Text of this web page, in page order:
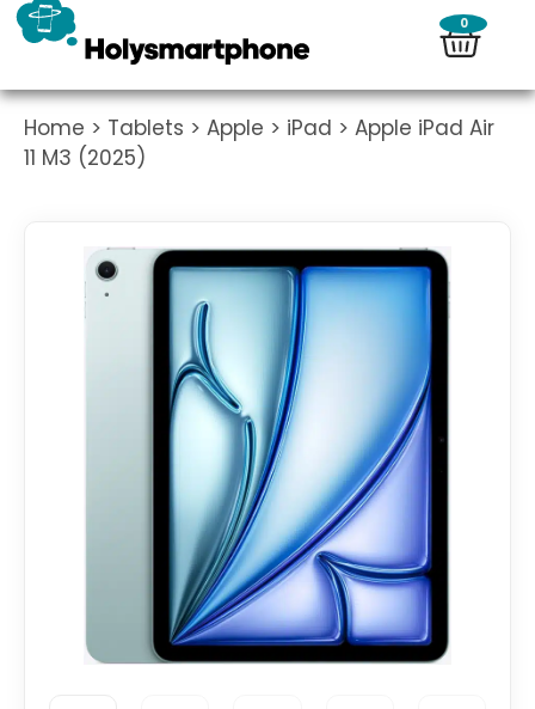
0
Home > Tablets > Apple > iPad > Apple iPad Air
11 M3 (2025)